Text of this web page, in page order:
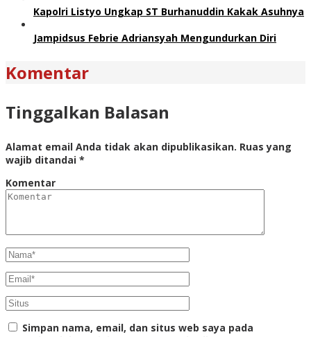
Kapolri Listyo Ungkap ST Burhanuddin Kakak Asuhnya
Jampidsus Febrie Adriansyah Mengundurkan Diri
Komentar
Tinggalkan Balasan
Alamat email Anda tidak akan dipublikasikan. Ruas yang
wajib ditandai *
Komentar
Simpan nama, email, dan situs web saya pada